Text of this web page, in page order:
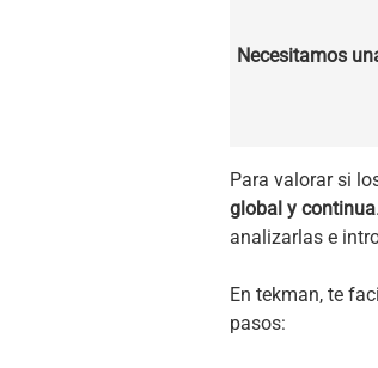
Necesitamos
Para valorar si
global y continua
analizarlas e
En tekman, te
pasos: